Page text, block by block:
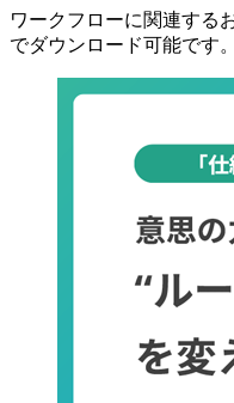
ワークフローに関連する
でダウンロード可能です。